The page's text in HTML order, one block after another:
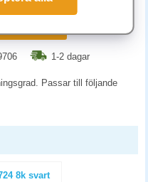
1-2 dagar
Passar till följande
8k svart